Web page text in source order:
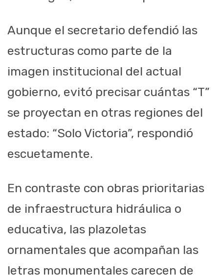
Aunque el secretario defendió las
estructuras como parte de la
imagen institucional del actual
gobierno, evitó precisar cuántas “T”
se proyectan en otras regiones del
estado: “Solo Victoria”, respondió
escuetamente.
En contraste con obras prioritarias
de infraestructura hidráulica o
educativa, las plazoletas
ornamentales que acompañan las
letras monumentales carecen de